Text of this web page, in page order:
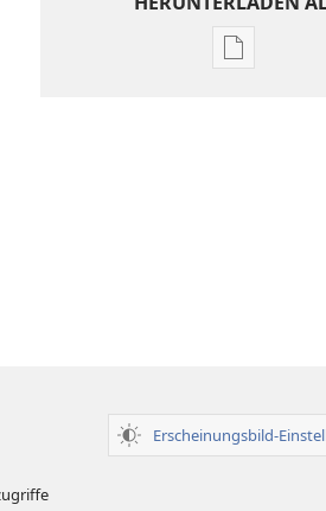
Erscheinungsbild-